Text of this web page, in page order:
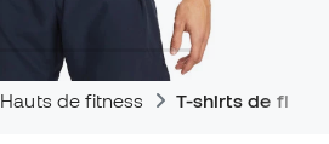
Hauts de fitness T-shirts de